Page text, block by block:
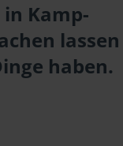
Kamp-
lassen
haben.